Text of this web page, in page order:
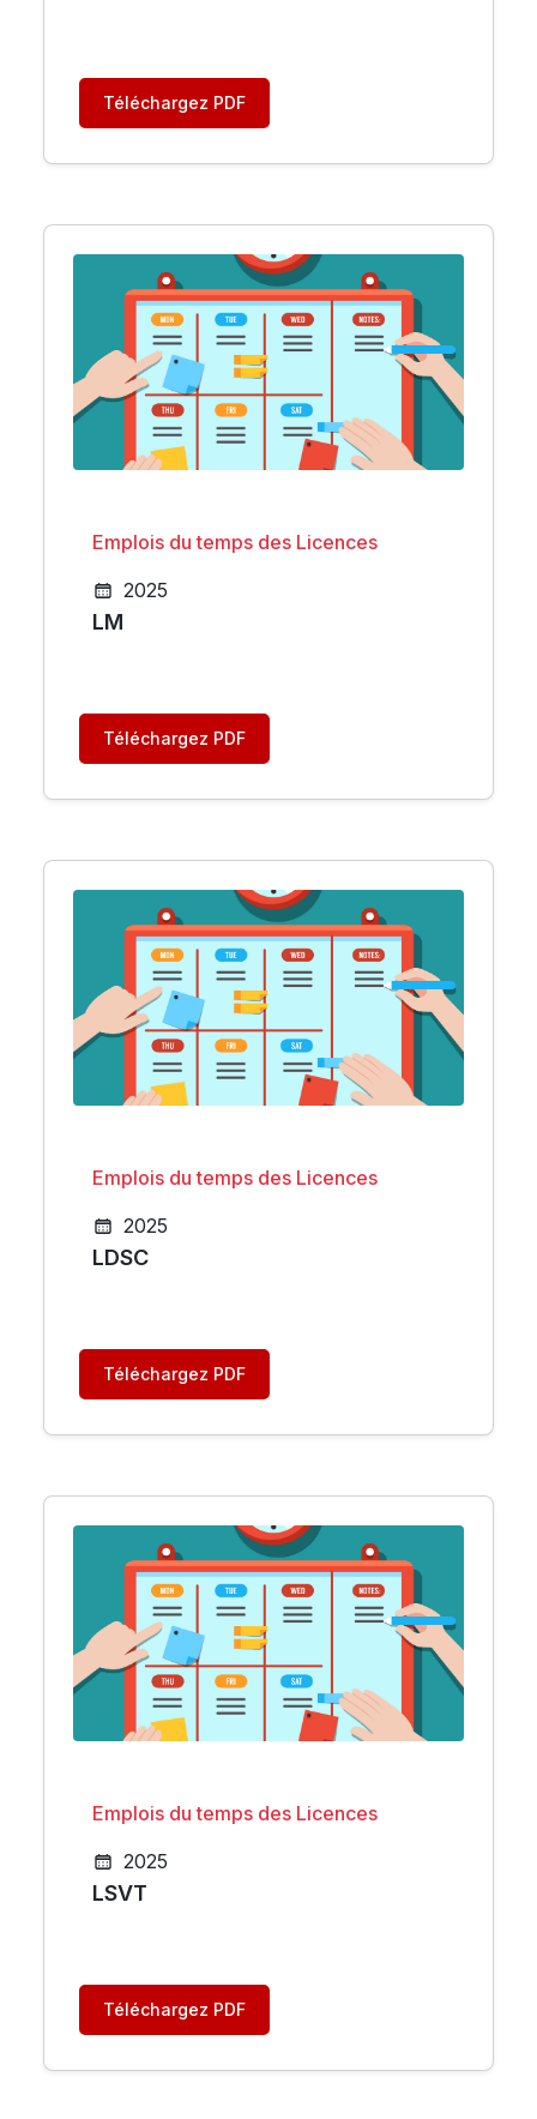
Téléchargez PDF
Emplois du temps des Licences
2025
LM
Téléchargez PDF
Emplois du temps des Licences
2025
LDSC
Téléchargez PDF
Emplois du temps des Licences
2025
LSVT
Téléchargez PDF